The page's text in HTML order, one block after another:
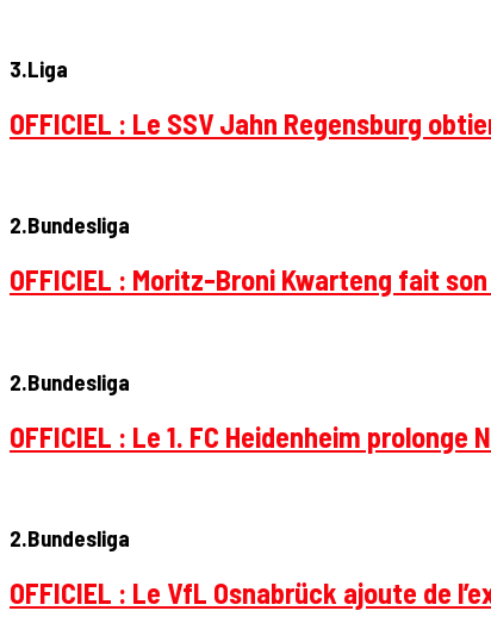
3.Liga
OFFICIEL : Le SSV Jahn Regensburg
2.Bundesliga
OFFICIEL : Moritz-Broni Kwarteng fait
2.Bundesliga
OFFICIEL : Le 1. FC Heidenheim
2.Bundesliga
OFFICIEL : Le VfL Osnabrück ajoute de